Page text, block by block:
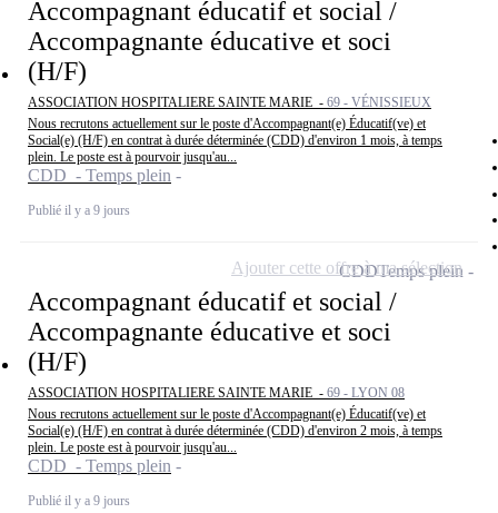
Accompagnant éducatif et social /
Accompagnante éducative et soci
(H/F)
ASSOCIATION HOSPITALIERE SAINTE MARIE - 69 - VÉNISSIEUX
Nous recrutons actuellement sur le poste d'Accompagnant(e) Éducatif(ve) et
Social(e) (H/F) en contrat à durée déterminée (CDD) d'environ 1 mois, à temps
plein. Le poste est à pourvoir jusqu'au...
CDD - Temps plein
Publié il y a 9 jours
Accompagnant éducatif et social /
Accompagnante éducative et soci
(H/F)
ASSOCIATION HOSPITALIERE SAINTE MARIE - 69 - LYON 08
Nous recrutons actuellement sur le poste d'Accompagnant(e) Éducatif(ve) et
Social(e) (H/F) en contrat à durée déterminée (CDD) d'environ 2 mois, à temps
plein. Le poste est à pourvoir jusqu'au...
CDD - Temps plein
Publié il y a 9 jours
CDDTemps plein
Ajouter cette offre à ma sélection